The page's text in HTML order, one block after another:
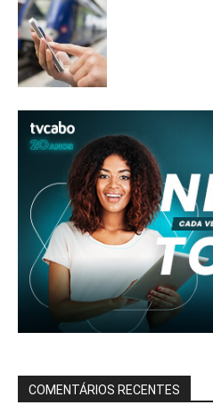
COMENTÁRIOS RECENTES